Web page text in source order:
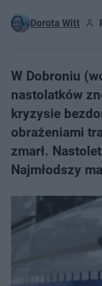
Dorota Witt
W Dobroniu
nastolatków
kryzysie
obrażeniami
zmarł.
Najmłodszy